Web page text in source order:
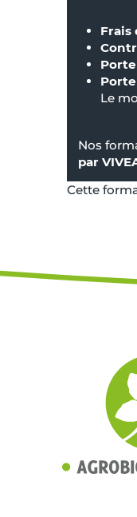
Le
Nos
par
Cette